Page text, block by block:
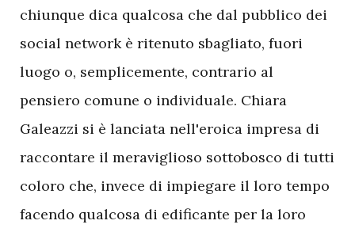
chiunque dica qualcosa che dal pubblico dei
social network è ritenuto sbagliato, fuori
luogo o, semplicemente, contrario al
pensiero comune o individuale. Chiara
Galeazzi si è lanciata nell'eroica impresa di
raccontare il meraviglioso sottobosco di tutti
coloro che, invece di impiegare il loro tempo
facendo qualcosa di edificante per la loro